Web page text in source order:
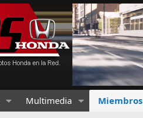
Multimedia Miembros